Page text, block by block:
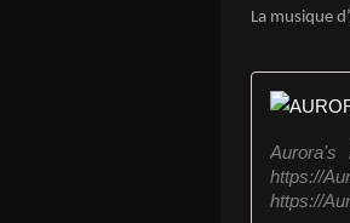
La musique d’
https://
https://